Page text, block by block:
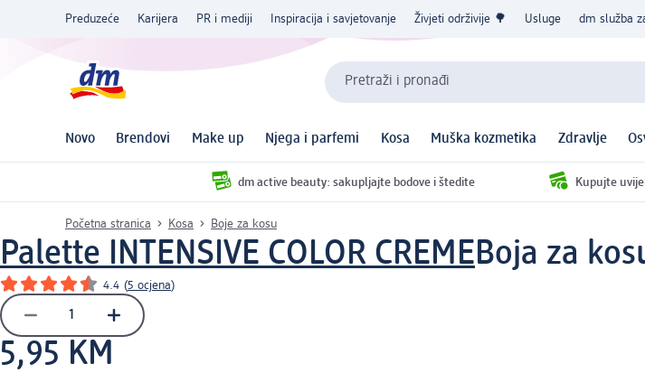
Preduzeće Karijera PR i mediji Inspiracija i savjetovanje Živjeti održivije 🌳 Usluge dm služba
Pretraži i pronađi
Novo Brendovi Make up Njega i parfemi Kosa Muška kozmetika Zdravlje
dm active beauty: sakupljajte bodove i štedite Kupujte
Početna stranica Kosa Boje za kosu
Palette INTENSIVE COLOR CREMEBoja za
4.4 (5 ocjena)
5,95 KM